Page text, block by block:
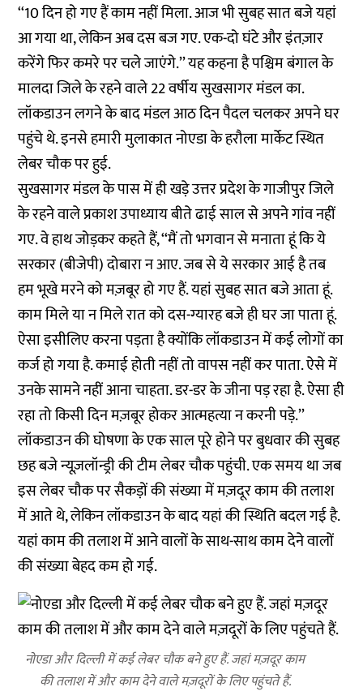
‘‘10 दिन हो गए हैं काम नहीं मिला. आज भी सुबह सात बजे यहां
आ गया था, लेकिन अब दस बज गए. एक-दो घंटे और इंतज़ार
करेंगे फिर कमरे पर चले जाएंगे.’’ यह कहना है पश्चिम बंगाल के
मालदा जिले के रहने वाले 22 वर्षीय सुखसागर मंडल का.
लॉकडाउन लगने के बाद मंडल आठ दिन पैदल चलकर अपने घर
पहुंचे थे. इनसे हमारी मुलाकात नोएडा के हरौला मार्केट स्थित
लेबर चौक पर हुई.
सुखसागर मंडल के पास में ही खड़े उत्तर प्रदेश के गाजीपुर जिले
के रहने वाले प्रकाश उपाध्याय बीते ढाई साल से अपने गांव नहीं
गए. वे हाथ जोड़कर कहते हैं, ‘‘मैं तो भगवान से मनाता हूं कि ये
सरकार (बीजेपी) दोबारा न आए. जब से ये सरकार आई है तब
हम भूखे मरने को मज़बूर हो गए हैं. यहां सुबह सात बजे आता हूं.
काम मिले या न मिले रात को दस-ग्यारह बजे ही घर जा पाता हूं.
ऐसा इसीलिए करना पड़ता है क्योंकि लॉकडाउन में कई लोगों का
कर्ज हो गया है. कमाई होती नहीं तो वापस नहीं कर पाता. ऐसे में
उनके सामने नहीं आना चाहता. डर-डर के जीना पड़ रहा है. ऐसा ही
रहा तो किसी दिन मज़बूर होकर आत्महत्या न करनी पड़े.’’
लॉकडाउन की घोषणा के एक साल पूरे होने पर बुधवार की सुबह
छह बजे न्यूज़लॉन्ड्री की टीम लेबर चौक पहुंची. एक समय था जब
इस लेबर चौक पर सैकड़ों की संख्या में मज़दूर काम की तलाश
में आते थे, लेकिन लॉकडाउन के बाद यहां की स्थिति बदल गई है.
यहां काम की तलाश में आने वालों के साथ-साथ काम देने वालों
की संख्या बेहद कम हो गई.
नोएडा और दिल्ली में कई लेबर चौक बने हुए हैं. जहां मज़दूर काम
की तलाश में और काम देने वाले मज़दूरों के लिए पहुंचते हैं.